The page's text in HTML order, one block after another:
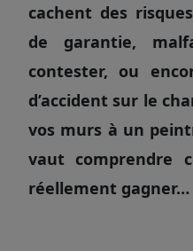
cachent des
de garantie,
contester, ou
d’accident sur le
vos murs à un
vaut comprendre
réellement gagner…